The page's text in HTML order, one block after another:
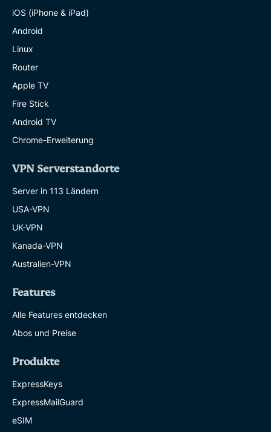
iOS (iPhone & iPad)
Android
Linux
Router
Apple TV
Fire Stick
Android TV
Chrome-Erweiterung
VPN Serverstandorte
Server in 113 Ländern
USA-VPN
UK-VPN
Kanada-VPN
Australien-VPN
Features
Alle Features entdecken
Abos und Preise
Produkte
ExpressKeys
ExpressMailGuard
eSIM